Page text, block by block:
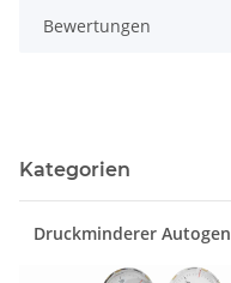
Bewertungen
Kategorien
Druckminderer Autogen